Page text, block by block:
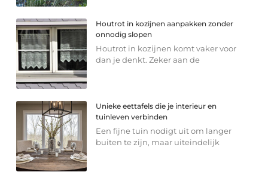
Houtrot in kozijnen aanpakken zonder
onnodig slopen
Houtrot in kozijnen komt vaker voor
dan je denkt. Zeker aan de
Unieke eettafels die je interieur en
tuinleven verbinden
Een fijne tuin nodigt uit om langer
buiten te zijn, maar uiteindelijk